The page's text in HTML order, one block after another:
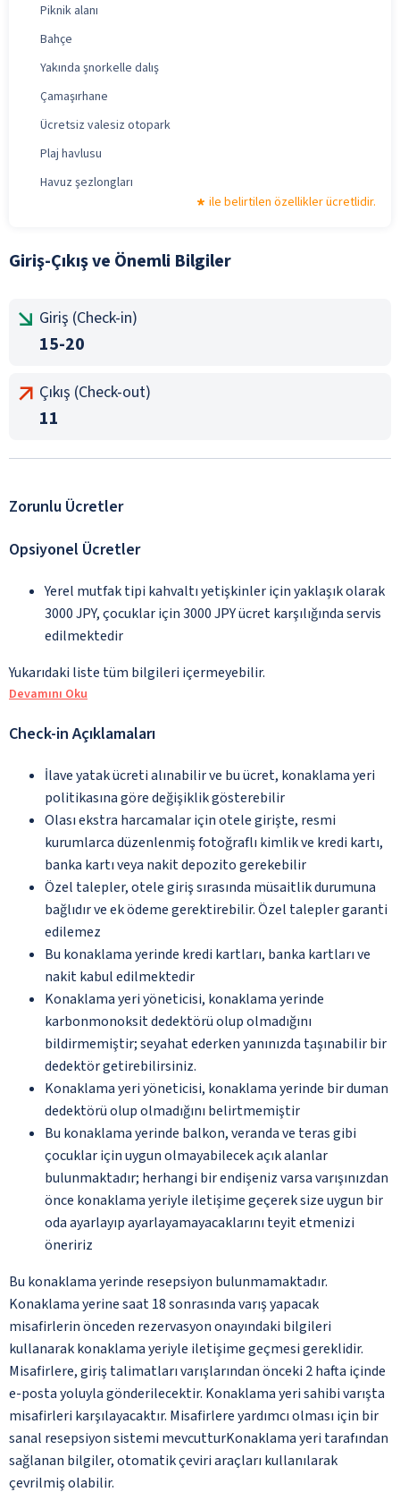
Piknik alanı
Bahçe
Yakında şnorkelle dalış
Çamaşırhane
Ücretsiz valesiz otopark
Plaj havlusu
Havuz şezlongları
ile belirtilen özellikler ücretlidir.
Giriş-Çıkış ve Önemli Bilgiler
Giriş (Check-in)
15-20
Çıkış (Check-out)
11
Zorunlu Ücretler
Opsiyonel Ücretler
Yerel mutfak tipi kahvaltı yetişkinler için yaklaşık olarak
3000 JPY, çocuklar için 3000 JPY ücret karşılığında servis
edilmektedir
Yukarıdaki liste tüm bilgileri içermeyebilir.
Devamını Oku
Check-in Açıklamaları
İlave yatak ücreti alınabilir ve bu ücret, konaklama yeri
politikasına göre değişiklik gösterebilir
Olası ekstra harcamalar için otele girişte, resmi
kurumlarca düzenlenmiş fotoğraflı kimlik ve kredi kartı,
banka kartı veya nakit depozito gerekebilir
Özel talepler, otele giriş sırasında müsaitlik durumuna
bağlıdır ve ek ödeme gerektirebilir. Özel talepler garanti
edilemez
Bu konaklama yerinde kredi kartları, banka kartları ve
nakit kabul edilmektedir
Konaklama yeri yöneticisi, konaklama yerinde
karbonmonoksit dedektörü olup olmadığını
bildirmemiştir; seyahat ederken yanınızda taşınabilir bir
dedektör getirebilirsiniz.
Konaklama yeri yöneticisi, konaklama yerinde bir duman
dedektörü olup olmadığını belirtmemiştir
Bu konaklama yerinde balkon, veranda ve teras gibi
çocuklar için uygun olmayabilecek açık alanlar
bulunmaktadır; herhangi bir endişeniz varsa varışınızdan
önce konaklama yeriyle iletişime geçerek size uygun bir
oda ayarlayıp ayarlayamayacaklarını teyit etmenizi
öneririz
Bu konaklama yerinde resepsiyon bulunmamaktadır.
Konaklama yerine saat 18 sonrasında varış yapacak
misafirlerin önceden rezervasyon onayındaki bilgileri
kullanarak konaklama yeriyle iletişime geçmesi gereklidir.
Misafirlere, giriş talimatları varışlarından önceki 2 hafta içinde
e-posta yoluyla gönderilecektir. Konaklama yeri sahibi varışta
misafirleri karşılayacaktır. Misafirlere yardımcı olması için bir
sanal resepsiyon sistemi mevcutturKonaklama yeri tarafından
sağlanan bilgiler, otomatik çeviri araçları kullanılarak
çevrilmiş olabilir.